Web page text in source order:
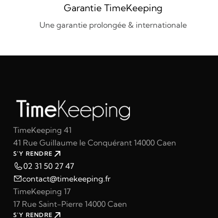
Garantie TimeKeeping
Une garantie prolongée & internationale
TimeKeeping 41
41 Rue Guillaume le Conquérant 14000 Caen
S'Y RENDRE
02 31 50 27 47
contact@timekeeping.fr
TimeKeeping 17
17 Rue Saint-Pierre 14000 Caen
S'Y RENDRE